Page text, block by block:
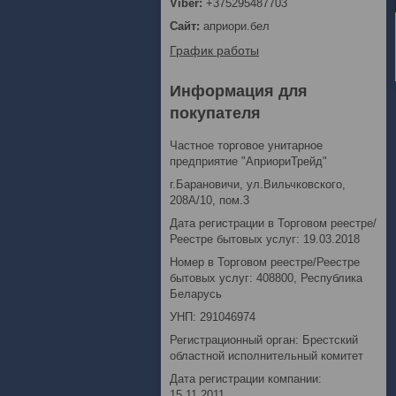
+375295487703
априори.бел
График работы
Информация для
покупателя
Частное торговое унитарное
предприятие "АприориТрейд"
г.Барановичи, ул.Вильчковского,
208А/10, пом.3
Дата регистрации в Торговом реестре/
Реестре бытовых услуг: 19.03.2018
Номер в Торговом реестре/Реестре
бытовых услуг: 408800, Республика
Беларусь
УНП: 291046974
Регистрационный орган: Брестский
областной исполнительный комитет
Дата регистрации компании: